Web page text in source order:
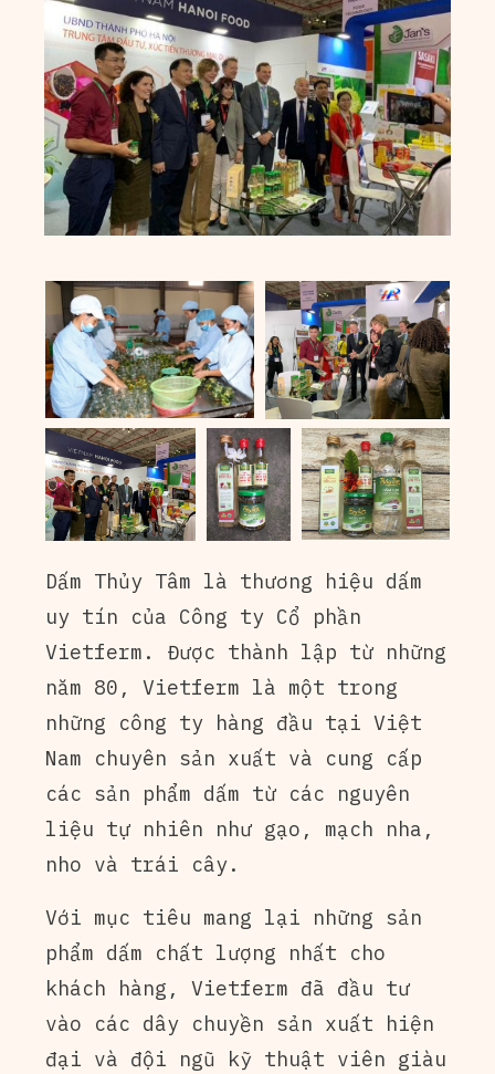
Dấm Thủy Tâm là thương hiệu dấm
uy tín của Công ty Cổ phần
Vietferm. Được thành lập từ những
năm 80, Vietferm là một trong
những công ty hàng đầu tại Việt
Nam chuyên sản xuất và cung cấp
các sản phẩm dấm từ các nguyên
liệu tự nhiên như gạo, mạch nha,
nho và trái cây.
Với mục tiêu mang lại những sản
phẩm dấm chất lượng nhất cho
khách hàng, Vietferm đã đầu tư
vào các dây chuyền sản xuất hiện
đại và đội ngũ kỹ thuật viên giàu